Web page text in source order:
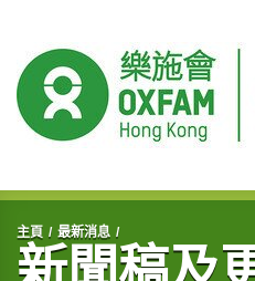
開始主要內容
主頁 最新消息